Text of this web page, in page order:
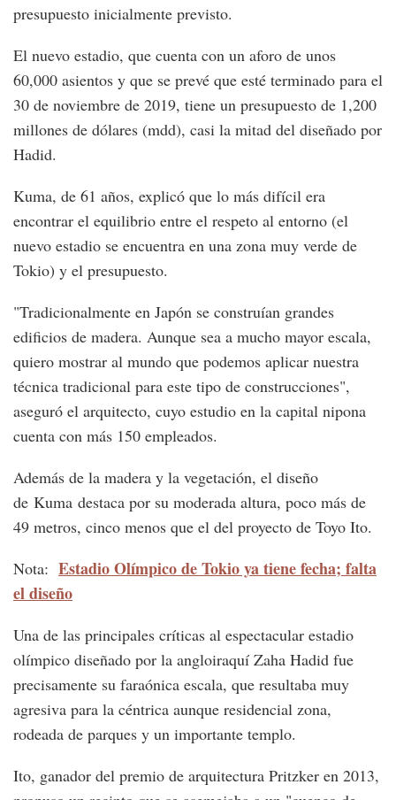
presupuesto inicialmente previsto.
El nuevo estadio, que cuenta con un aforo de unos
60,000 asientos y que se prevé que esté terminado para el
30 de noviembre de 2019, tiene un presupuesto de 1,200
millones de dólares (mdd), casi la mitad del diseñado por
Hadid.
Kuma, de 61 años, explicó que lo más difícil era
encontrar el equilibrio entre el respeto al entorno (el
nuevo estadio se encuentra en una zona muy verde de
Tokio) y el presupuesto.
"Tradicionalmente en Japón se construían grandes
edificios de madera. Aunque sea a mucho mayor escala,
quiero mostrar al mundo que podemos aplicar nuestra
técnica tradicional para este tipo de construcciones",
aseguró el arquitecto, cuyo estudio en la capital nipona
cuenta con más 150 empleados.
Además de la madera y la vegetación, el diseño
de Kuma destaca por su moderada altura, poco más de
49 metros, cinco menos que el del proyecto de Toyo Ito.
Nota: Estadio Olímpico de Tokio ya tiene fecha; falta
el diseño
Una de las principales críticas al espectacular estadio
olímpico diseñado por la angloiraquí Zaha Hadid fue
precisamente su faraónica escala, que resultaba muy
agresiva para la céntrica aunque residencial zona,
rodeada de parques y un importante templo.
Ito, ganador del premio de arquitectura Pritzker en 2013,